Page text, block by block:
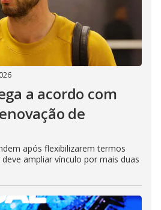
a acordo com
de
após flexibilizarem termos
ampliar vínculo por mais duas